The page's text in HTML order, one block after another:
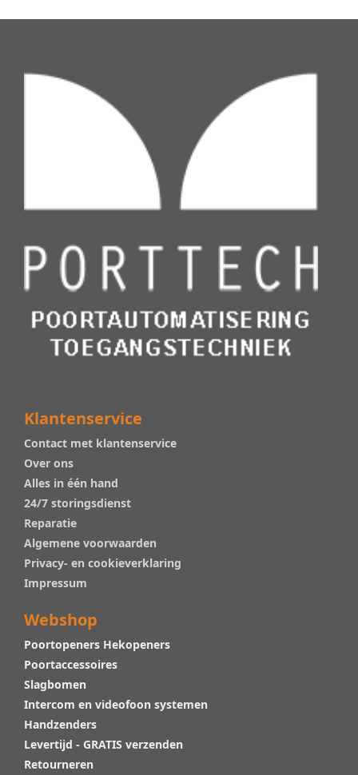
Klantenservice
Contact met klantenservice
Over ons
Alles in één hand
24/7 storingsdienst
Reparatie
Algemene voorwaarden
Privacy- en cookieverklaring
Impressum
Webshop
Poortopeners Hekopeners
Poortaccessoires
Slagbomen
Intercom en videofoon systemen
Handzenders
Levertijd - GRATIS verzenden
Retourneren